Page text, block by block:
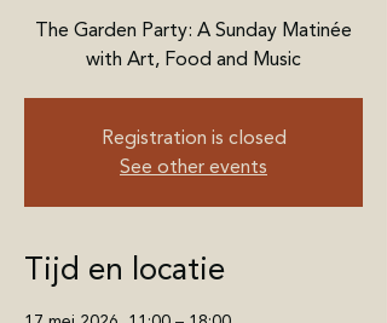
The Garden Party: A Sunday Matinée
Registration is closed
See other events
Tijd en locatie